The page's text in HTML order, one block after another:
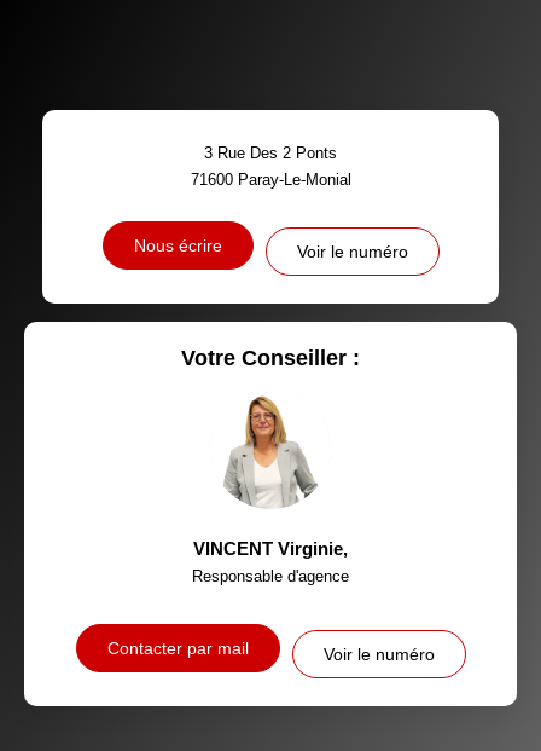
PART DES MÉNAGES SANS
VOITURE
DISTANCE DE L'AÉROPORT : SUPERFICIE :
RÉSULTATS DES LYCÉES
RESTAURANTS ET CAFÉS COMMERCES
3 Rue Des 2 Ponts
71600 Paray-Le-Monial
Nous écrire Voir le numéro
Votre Conseiller :
VINCENT Virginie,
Responsable d'agence
Contacter par mail Voir le numéro